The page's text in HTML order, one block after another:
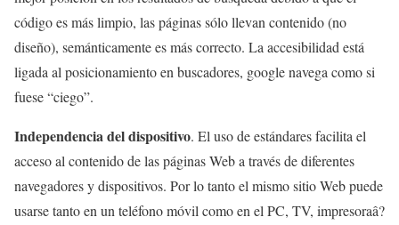
código es más limpio, las páginas sólo llevan contenido (no
diseño), semánticamente es más correcto. La accesibilidad está
ligada al posicionamiento en buscadores, google navega como si
fuese “ciego”.
Independencia del dispositivo. El uso de estándares facilita el
acceso al contenido de las páginas Web a través de diferentes
navegadores y dispositivos. Por lo tanto el mismo sitio Web puede
usarse tanto en un teléfono móvil como en el PC, TV, impresoraâ?